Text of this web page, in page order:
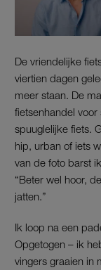
De vriendelijke
viertien dagen
meer staan. De
fietsenhandel
spuuglelijke fiets.
hip, urban of iets
van de foto barst
“Beter wel hoor,
jatten.”
Ik loop na een
Opgetogen – ik
vingers graaien in